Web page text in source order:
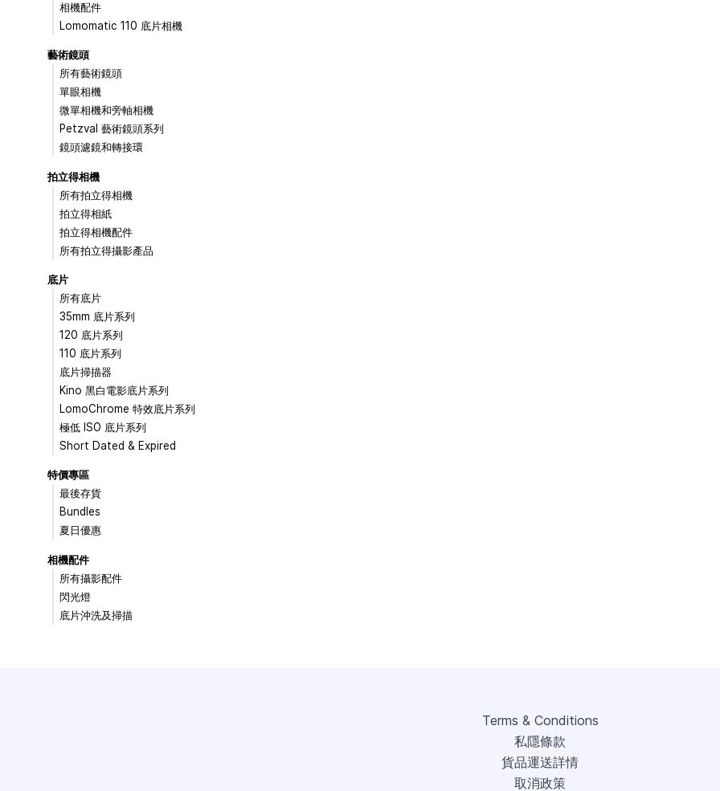
相機配件
Lomomatic 110 底片相機
藝術鏡頭
所有藝術鏡頭
單眼相機
微單相機和旁軸相機
Petzval 藝術鏡頭系列
鏡頭濾鏡和轉接環
拍立得相機
所有拍立得相機
拍立得相紙
拍立得相機配件
所有拍立得攝影產品
底片
所有底片
35mm 底片系列
120 底片系列
110 底片系列
底片掃描器
Kino 黑白電影底片系列
LomoChrome 特效底片系列
極低 ISO 底片系列
Short Dated & Expired
特價專區
最後存貨
Bundles
夏日優惠
相機配件
所有攝影配件
閃光燈
底片沖洗及掃描
Terms & Conditions
私隱條款
貨品運送詳情
取消政策